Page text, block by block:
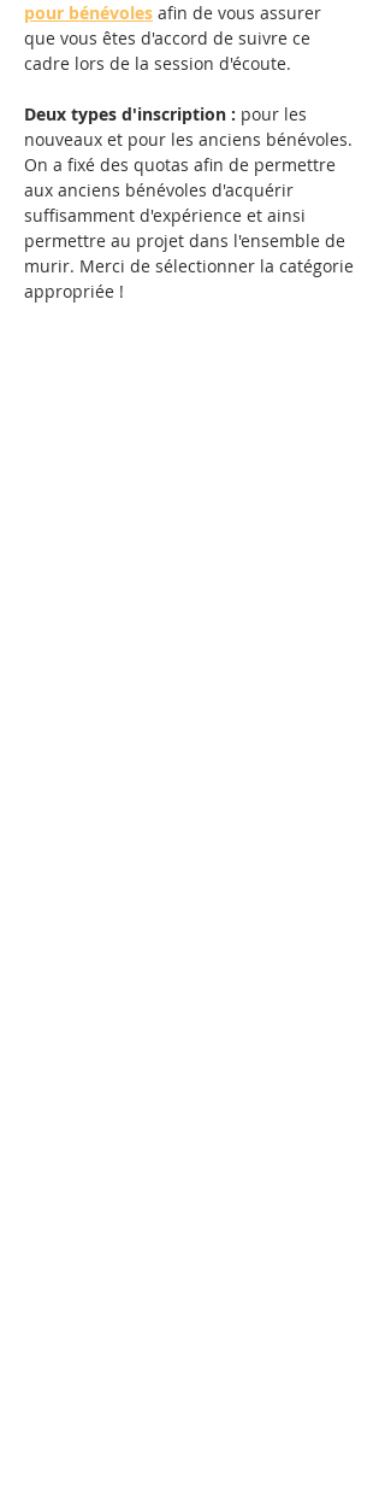
pour bénévoles afin de vous assurer
que vous êtes d'accord de suivre ce
cadre lors de la session d'écoute.
Deux types d'inscription : pour les
nouveaux et pour les anciens bénévoles.
On a fixé des quotas afin de permettre
aux anciens bénévoles d'acquérir
suffisamment d'expérience et ainsi
permettre au projet dans l'ensemble de
murir. Merci de sélectionner la catégorie
appropriée !